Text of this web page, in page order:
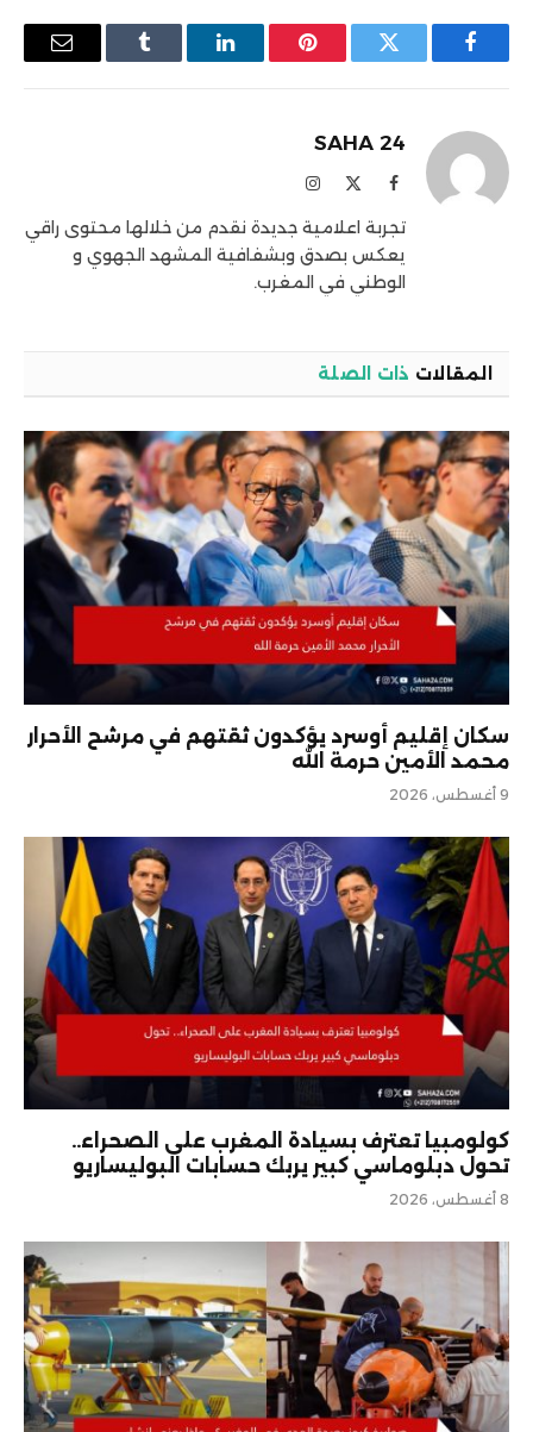
فيسبوك تويتر بينتيريستلينكدإن Tumblr
البريد
SAHA 24
فيسبوك الانستغرام
تجربة اعلامية جديدة نقدم من خلالها محتوى راقي
يعكس بصدق وبشفافية المشهد الجهوي و
الوطني في المغرب.
المقالات ذات الصلة
سكان إقليم أوسرد يؤكدون ثقتهم في مرشح الأحرار
محمد الأمين حرمة الله
9 أغسطس، 2026
كولومبيا تعترف بسيادة المغرب على الصحراء..
تحول دبلوماسي كبير يربك حسابات البوليساريو
8 أغسطس، 2026